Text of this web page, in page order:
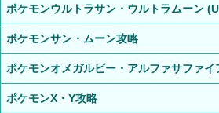
ポケモンウルトラサン・ウルトラムーン
ポケモンサン・ムーン攻略
ポケモンオメガルビー・アルファサファ
ポケモンX・Y攻略